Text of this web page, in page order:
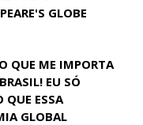
GLOBE
QUE ME IMPORTA
EU SÓ
QUE ESSA
GLOBAL